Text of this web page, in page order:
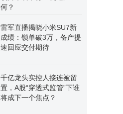
何？
雷军直播揭晓小米SU7新
成绩：锁单破3万，备产提
速回应交付期待
千亿龙头实控人接连被留
置，A股“穿透式监管”下谁
将成下一个焦点？